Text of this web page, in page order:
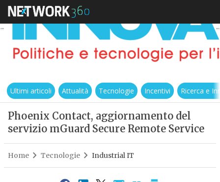
Ultimi articoli Attualità Tecnologie Incentivi Ricerca e
Phoenix Contact, aggiornamento del
servizio mGuard Secure Remote Service
Home Tecnologie Industrial IT